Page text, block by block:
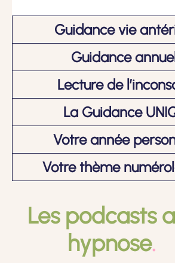
Guidance vie
Guidance
Lecture de
La Guidance
Votre année
Votre thème
Les podcasts
hypnose.